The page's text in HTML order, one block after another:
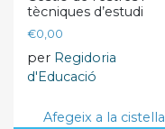
tècniques d’estudi
€0,00
per Regidoria
d'Educació
Afegeix a la cistella